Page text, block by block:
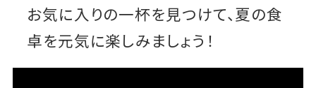
お気に入りの一杯を見つけて、夏の食
卓を元気に楽しみましょう！